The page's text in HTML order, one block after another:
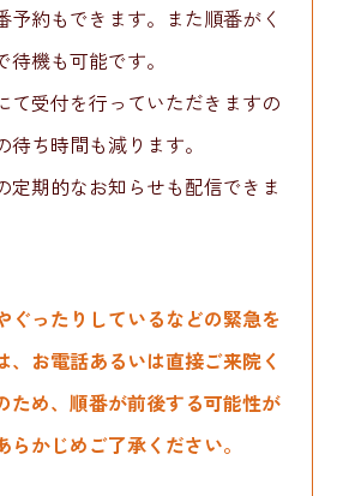
予約もできます。また順番がく
待機も可能です。
て受付を行っていただきますの
待ち時間も減ります。
定期的なお知らせも配信できま
ぐったりしているなどの緊急を
、お電話あるいは直接ご来院く
ため、順番が前後する可能性が
らかじめご了承ください。